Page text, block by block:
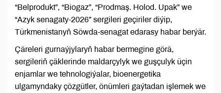
“Belprodukt”, “Biogaz”, “Prodmaş. Holod. Upak” we
“Azyk senagaty-2026” sergileri geçiriler diýip,
Türkmenistanyň Söwda-senagat edarasy habar berýär.
Çäreleri gurnaýjylaryň habar bermegine görä,
sergileriň çäklerinde maldarçylyk we guşçulyk üçin
enjamlar we tehnologiýalar, bioenergetika
ulgamyndaky çözgütler, önümleri gaýtadan işlemek we